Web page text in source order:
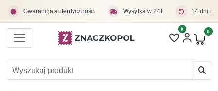
Gwarancja autentyczności Wysyłka w 24h 14 dni
Liczba pozycji
0 0